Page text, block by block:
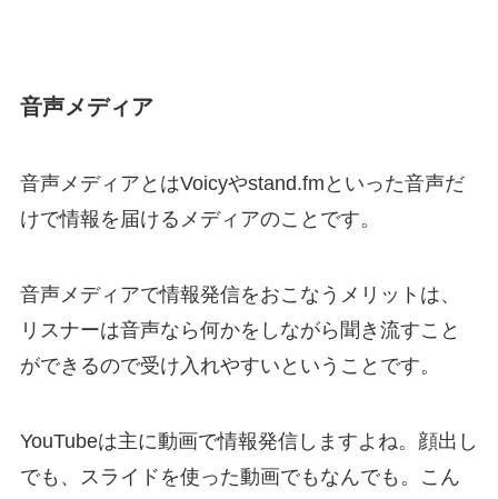
音声メディア
音声メディアとはVoicyやstand.fmといった音声だ
けで情報を届けるメディアのことです。
音声メディアで情報発信をおこなうメリットは、
リスナーは音声なら何かをしながら聞き流すこと
ができるので受け入れやすいということです。
YouTubeは主に動画で情報発信しますよね。顔出し
でも、スライドを使った動画でもなんでも。こん